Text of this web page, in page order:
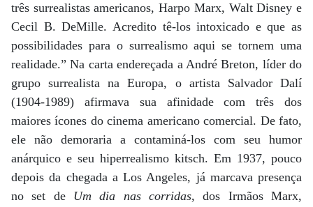
três surrealistas americanos, Harpo Marx, Walt Disney e
Cecil B. DeMille. Acredito tê-los intoxicado e que as
possibilidades para o surrealismo aqui se tornem uma
realidade.” Na carta endereçada a André Breton, líder do
grupo surrealista na Europa, o artista Salvador Dalí
(1904-1989) afirmava sua afinidade com três dos
maiores ícones do cinema americano comercial. De fato,
ele não demoraria a contaminá-los com seu humor
anárquico e seu hiperrealismo kitsch. Em 1937, pouco
depois da chegada a Los Angeles, já marcava presença
no set de Um dia nas corridas, dos Irmãos Marx,